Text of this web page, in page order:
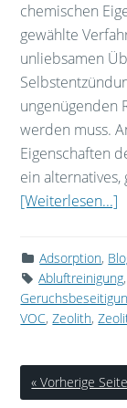
chemischen
gewählte
unliebsamen
ungenügenden
werden muss.
Eigenschaften
ein
[Weiterlesen...]
Adsorption,
Abluftreinigung
VOC,Zeolith,
« Vorherige Seite